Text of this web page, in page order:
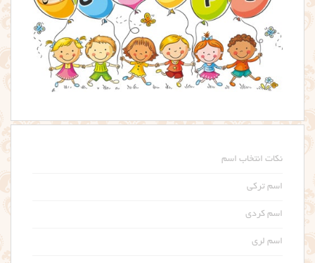
نکات انتخاب اسم
اسم ترکی
اسم کردی
اسم لری